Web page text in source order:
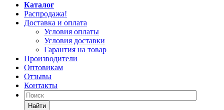
Каталог
Распродажа!
Доставка и оплата
Условия оплаты
Условия доставки
Гарантия на товар
Производители
Оптовикам
Отзывы
Контакты
Найти